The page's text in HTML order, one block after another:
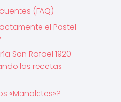
(FAQ)
el Pastel
San Rafael 1920
las recetas
«Manoletes»?